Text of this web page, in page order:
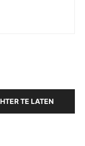
TE LATEN